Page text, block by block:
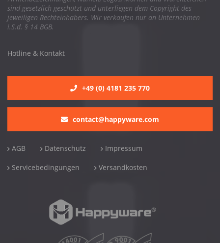
sind gesetzlich geschützt und unterliegen dem Copyright des
jeweiligen Rechteinhabers. Wir verkaufen nur an Unternehmen
i.S.d. § 14 BGB.
Hotline & Kontakt
+49 (0) 4181 235 770
contact@happyware.com
AGB Datenschutz Impressum
Servicebedingungen Versandkosten